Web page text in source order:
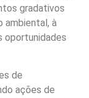
gradativos
ambiental, à
oportunidades
de
ações de